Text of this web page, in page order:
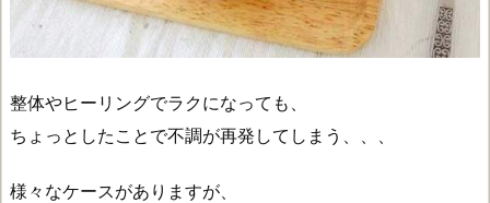
整体やヒーリングでラクになっても、
ちょっとしたことで不調が再発してしまう、、、
様々なケースがありますが、